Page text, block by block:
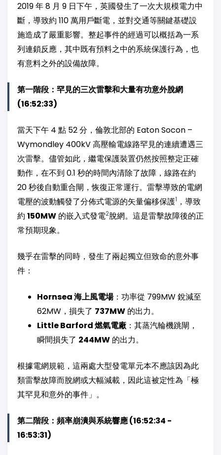
2019 年 8 月 9 日下午，英國發生了一次大規模電力中
斷，導致約 110 萬用戶斷電，並對交通等關鍵基礎設
施造成了嚴重影響。整起事件的經過可以概括為一系
列連鎖反應，其中既有預料之中的系統保護行為，也
有意料之外的設備故障。
第一階段：罕見的三次雷擊和大量有功意外脫網
(16:52:33)
當天下午 4 點 52 分，倫敦北部的 Eaton Socon –
Wymondley 400kV 高壓輸電線路罕見的連續遭遇三
次雷擊。儘管如此，繼電保護裝置仍然按照整定正確
動作，在不到 0.1 秒的時間內清除了故障，線路在約
20 秒後自動重合閘，恢復正常運行。雷擊導致的電網
電壓的波動觸發了分佈式電源的矢量偏移保護1 ，導致
約 150MW 的嵌入式發電2脫網。這是雷擊故障後的正
常預期現象。
幾乎在雷擊的同時，發生了兩起獨立但致命的意外事
件：
Hornsea 海上風電場：功率從 799MW 銳減至
62MW，損失了 737MW 的出力。
Little Barford 燃氣電廠 ：其蒸汽輪機跳閘，
瞬間損失了 244MW 的出力。
根據電網規範，這兩處大型發電單元本不應該因為此
類雷擊故障而脫網或大幅減載，因此這被定性為「極
其罕見和意外的事件」。
第二階段：頻率崩潰與系統響應 (16:52:34 -
16:53:31)